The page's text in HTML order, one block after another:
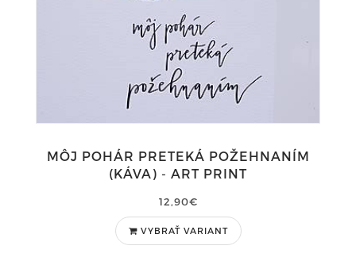
MÔJ POHÁR PRETEKÁ POŽEHNANÍM
(KÁVA) - ART PRINT
12,90€
VYBRAŤ VARIANT